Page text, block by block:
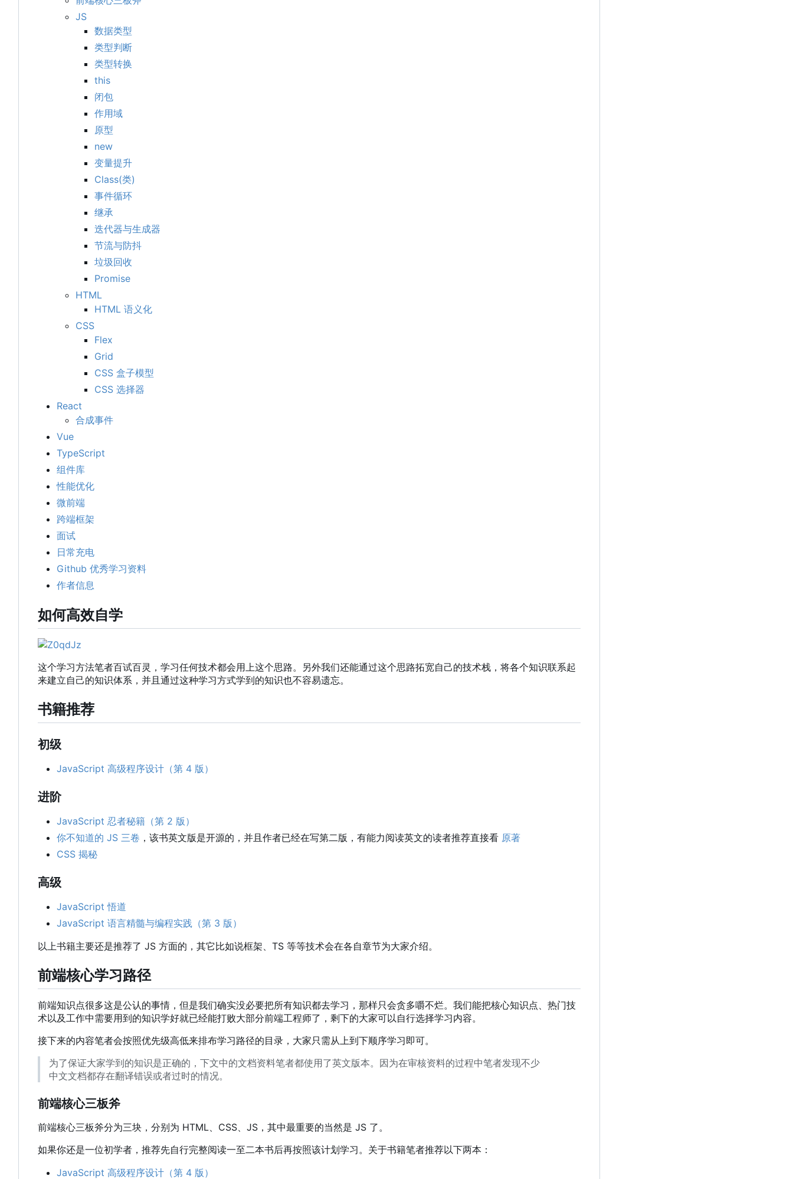
JS
数据类型
类型判断
类型转换
this
闭包
作用域
原型
new
变量提升
Class(类)
事件循环
继承
迭代器与生成器
节流与防抖
垃圾回收
Promise
HTML
HTML 语义化
CSS
Flex
Grid
CSS 盒子模型
CSS 选择器
React
合成事件
Vue
TypeScript
组件库
性能优化
微前端
跨端框架
面试
日常充电
Github 优秀学习资料
作者信息
如何高效自学
这个学习方法笔者百试百灵，学习任何技术都会用上这个思路。另外我们还能通过这个思路拓宽自己的技术栈，将各个知识联系起
来建立自己的知识体系，并且通过这种学习方式学到的知识也不容易遗忘。
书籍推荐
初级
JavaScript 高级程序设计（第 4 版）
进阶
JavaScript 忍者秘籍（第 2 版）
你不知道的 JS 三卷 ，该书英文版是开源的，并且作者已经在写第二版，有能力阅读英文的读者推荐直接看 原著
CSS 揭秘
高级
JavaScript 悟道
JavaScript 语言精髓与编程实践（第 3 版）
以上书籍主要还是推荐了 JS 方面的 ， 其它比如说框架、TS 等等技术会在各自章节为大家介绍。
前端核心学习路径
前端知识点很多这是公认的事情，但是我们确实没必要把所有知识都去学习，那样只会贪多嚼不烂。我们能把核心知识点、热门技
术以及工作中需要用到的知识学好就已经能打败大部分前端工程师了，剩下的大家可以自行选择学习内容。
接下来的内容笔者会按照优先级高低来排布学习路径的目录，大家只需从上到下顺序学习即可。
为了保证大家学到的知识是正确的，下文中的文档资料笔者都使用了英文版本。因为在审核资料的过程中笔者发现不少
中文文档都存在翻译错误或者过时的情况。
前端核心三板斧
前端核心三板斧分为三块，分别为 HTML、CSS、JS ， 其中最重要的当然是 JS 了。
如果你还是一位初学者，推荐先自行完整阅读一至二本书后再按照该计划学习。关于书籍笔者推荐以下两本：
JavaScript 高级程序设计（第 4 版）